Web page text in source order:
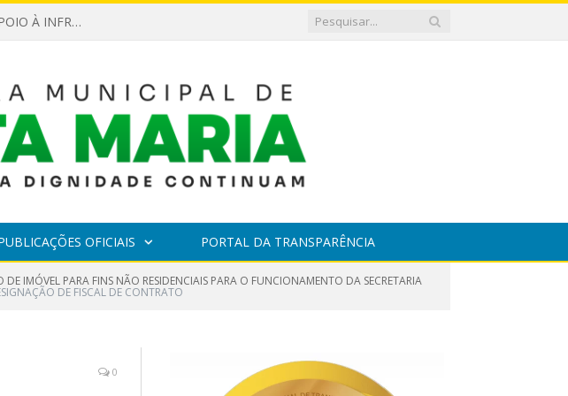
EDITAL DE CHAMAMENTO PÚBLICO Nº 003/2026 – APOIO À INFRAESTRUTURA CULTURAL
OFICIAIS PORTAL DA TRANSPARÊNCIA
IMÓVEL PARA FINS NÃO RESIDENCIAIS PARA O FUNCIONAMENTO DA SECRETARIA
DE FISCAL DE CONTRATO
0